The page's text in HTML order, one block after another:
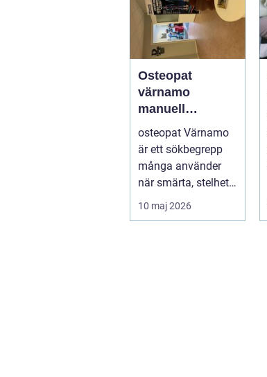
Osteopat
värnamo
manuell
behandling för
minskad smärta
och Ökad
rörlighet
osteopat Värnamo
är ett sökbegrepp
många använder
när smärta, stelhet
eller återkommande
värk börjar...
10 maj 2026